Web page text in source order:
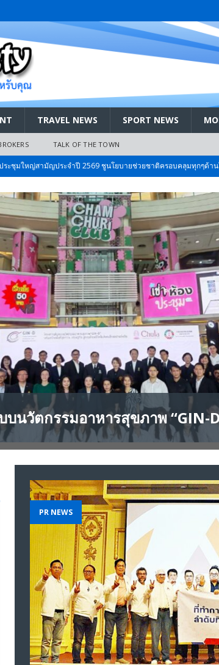
TRAVEL NEWS SPORT NEWS
TALK OF THE TOWN
รมยานยนต์ The 47th Bangkok International Motor 2026 ที่คนรั
ผ่ว แต่บ้านใหญ่ผนึกกำลัง สกัด!! เจาะสนามเจดีย์ใหญ่: เมื่อคะแนนนิย
NEWS
ตัว BREEZE ปักธงผู้นำ EV สองล้อที่เข้าใจผู้ใช้ไทยมากที่สุด
AUTO
าร ต้นแบบนวัตกรรมอาหารสุขภาพ “GIN-D”
EVENT SOCIAL LIFE
ะชุมใหญ่สามัญประจำปี 2569 ชูนโยบายช่วยชาติครอบคลุมทุกๆด้าน
เบี้ย
PR NEWS
บนวัตกรรมอาหารสุขภาพ “GIN-
PR NEWS